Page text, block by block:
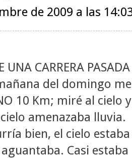
de 2009 a las
UNA CARRERA
del domingo
10 Km; miré al
amenazaba lluvia.
bien, el cielo
Casi